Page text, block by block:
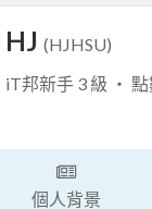
HJ (HJHSU)
iT邦新手 3 級 ‧ 點
個人背景